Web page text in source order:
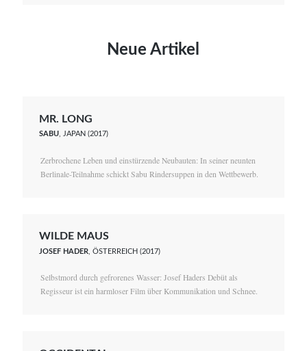
Neue Artikel
MR. LONG
SABU, JAPAN (2017)
Zerbrochene Leben und einstürzende Neubauten: In seiner neunten
Berlinale-Teilnahme schickt Sabu Rindersuppen in den Wettbewerb.
WILDE MAUS
JOSEF HADER , ÖSTERREICH (2017)
Selbstmord durch gefrorenes Wasser: Josef Haders Debüt als
Regisseur ist ein harmloser Film über Kommunikation und Schnee.